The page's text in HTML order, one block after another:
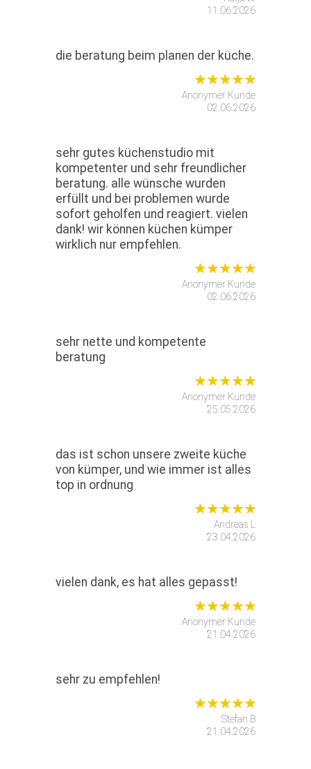
11.06.2026
die beratung beim planen der küche.
Anonymer Kunde
02.06.2026
sehr gutes küchenstudio mit
kompetenter und sehr freundlicher
beratung. alle wünsche wurden
erfüllt und bei problemen wurde
sofort geholfen und reagiert. vielen
dank! wir können küchen kümper
wirklich nur empfehlen.
Anonymer Kunde
02.06.2026
sehr nette und kompetente
beratung
Anonymer Kunde
25.05.2026
das ist schon unsere zweite küche
von kümper, und wie immer ist alles
top in ordnung
Andreas L
23.04.2026
vielen dank, es hat alles gepasst!
Anonymer Kunde
21.04.2026
sehr zu empfehlen!
Stefan B
21.04.2026